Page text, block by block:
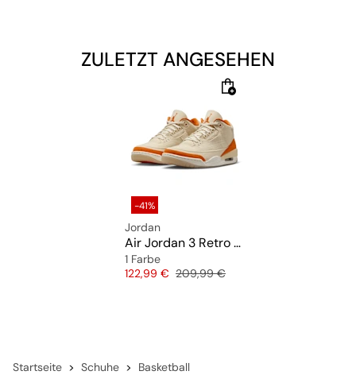
ZULETZT ANGESEHEN
-41%
Jordan
Air Jordan 3 Retro "Starfish"
1 Farbe
Preis
122,99 € Originalpreis
209,99 €
Startseite Schuhe Basketball